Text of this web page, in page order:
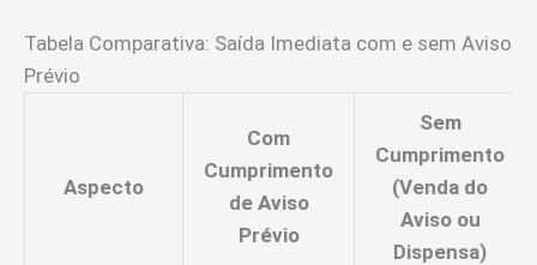
Tabela Comparativa: Saída Imediata com e sem Aviso
Prévio
Aspecto
Com
Cumprimento
de Aviso
Prévio
Sem
Cumprimento
(Venda do
Aviso ou
Dispensa)